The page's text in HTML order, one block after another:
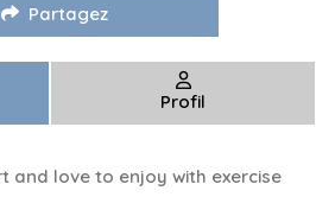
Partagez
Profil
and love to enjoy with exercise